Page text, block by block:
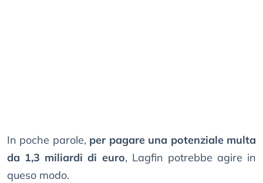
In poche parole, per pagare una potenziale multa
da 1,3 miliardi di euro, Lagfin potrebbe agire in
queso modo.